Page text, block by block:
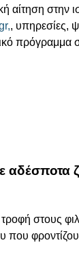
αίτηση στην
, υπηρεσίες,
πρόγραμμα
αδέσποτα
στους
που